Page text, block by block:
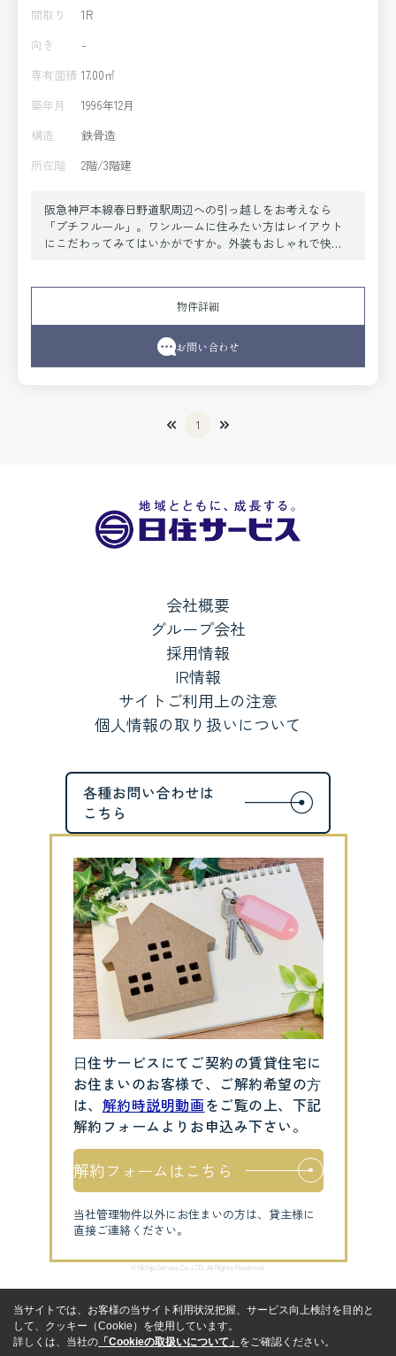
間取り
1R
向き
-
専有面積 17.00㎡
築年月
1996年12月
構造
鉄骨造
所在階
2階/3階建
阪急神戸本線春日野道駅周辺への引っ越しをお考えなら
「プチフルール」。ワンルームに住みたい方はレイアウト
にこだわってみてはいかがですか。外装もおしゃれで快適
の中からお探しの物件が見つからない場合は、当社までご
連絡頂ければ幸いです。ご希望に適した物件をご提案致し
ます。
物件詳細
お問い合わせ
1
会社概要
グループ会社
採用情報
IR情報
サイトご利用上の注意
個人情報の取り扱いについて
⽇住サービスにてご契約の賃貸住宅に
お住まいのお客様で、ご解約希望の⽅
は、 解約時説明動画をご覧の上、下記
解約フォームよりお申込み下さい。
解約フォームはこちら
当社管理物件以外にお住まいの方は、貸主様に
直接ご連絡ください。
© Nichiju Service Co.,LTD. All Rights Reserved.
当サイトでは、お客様の当サイト利用状況把握、サービス向上検討を目的と
して、クッキー（Cookie）を使用しています。
詳しくは、当社の 「Cookieの取扱いについて」 をご確認ください。